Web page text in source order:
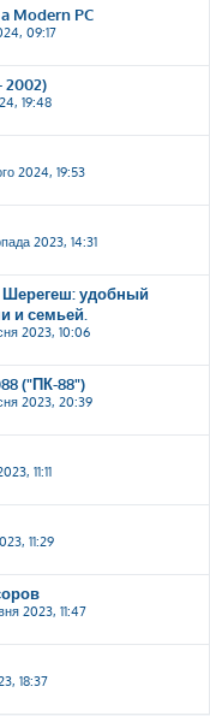
Modern PC
09:17
2002)
19:48
2024, 19:53
2023, 14:31
Шерегеш: удобный
и семьей.
2023, 10:06
("ПК-88")
2023, 20:39
11:11
11:29
2023, 11:47
18:37